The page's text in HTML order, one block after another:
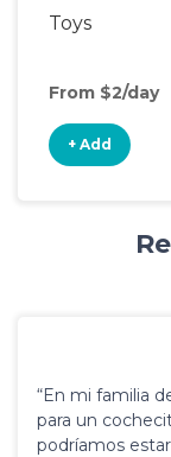
Toys
From $2/day
+ Add
“En mi familia
para un
podríamos